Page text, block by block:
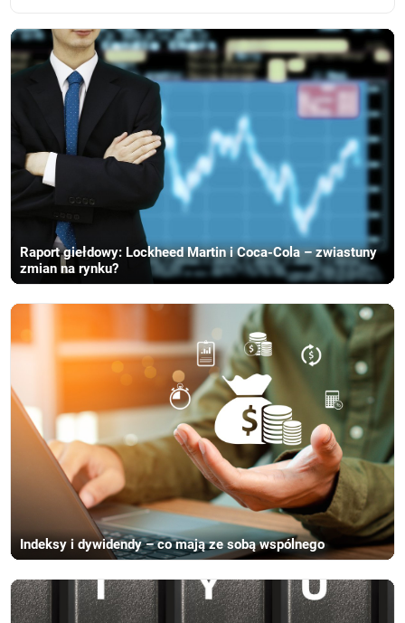
Raport giełdowy: Lockheed Martin i Coca-Cola – zwiastuny
zmian na rynku?
Indeksy i dywidendy – co mają ze sobą wspólnego